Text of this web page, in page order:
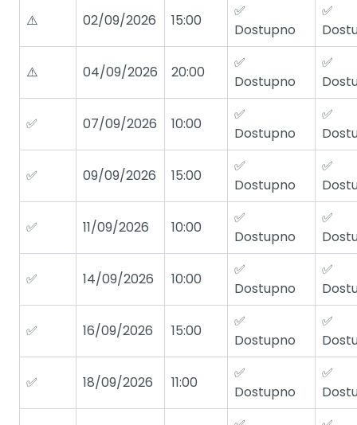
⚠️ 02/09/2026 15:00
✅
Dostupno
✅
⚠️ 04/09/2026 20:00
✅
Dostupno
✅
✅ 07/09/2026 10:00
✅
Dostupno
✅
✅ 09/09/2026 15:00
✅
Dostupno
✅
✅ 11/09/2026 10:00
✅
Dostupno
✅
✅ 14/09/2026 10:00
✅
Dostupno
✅
✅ 16/09/2026 15:00
✅
Dostupno
✅
✅ 18/09/2026 11:00
✅
Dostupno
✅